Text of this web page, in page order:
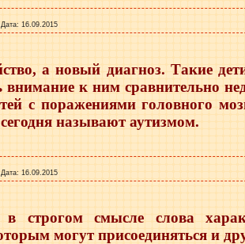
Дата: 16.09.2015
а новый диагноз. Такие
внимание к ним сравнительно
с поражениями головного
называют аутизмом.
Дата: 16.09.2015
строгом смысле слова
могут присоединяться и